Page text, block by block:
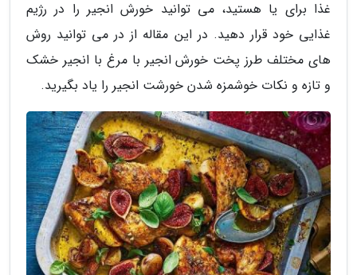
غذا برای یا هستید، می توانید خورش انجیر را در رژیم
غذایی خود قرار دهید. در این مقاله از در می توانید روش
های مختلف طرز پخت خورش انجیر با مرغ با انجیر خشک
و تازه و نکات خوشمزه شدن خورشت انجیر را یاد بگیرید.